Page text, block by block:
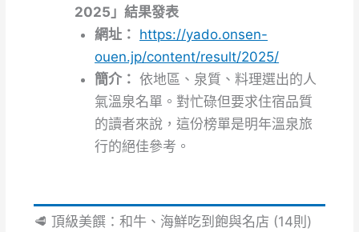
2025」結果發表
網址： https://yado.onsen-
ouen.jp/content/result/2025/
簡介： 依地區、泉質、料理選出的人
氣溫泉名單。對忙碌但要求住宿品質
的讀者來說，這份榜單是明年溫泉旅
行的絕佳參考。
🥩 頂級美饌：和牛、海鮮吃到飽與名店 (14則)